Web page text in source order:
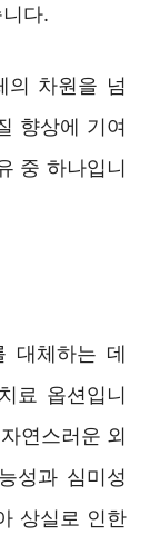
다.
의 차원을 넘
향상에 기여
중 하나입니
대체하는 데
료 옵션입니
연스러운 외
성과 심미성
상실로 인한